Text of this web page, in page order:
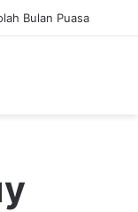
Bulan Puasa